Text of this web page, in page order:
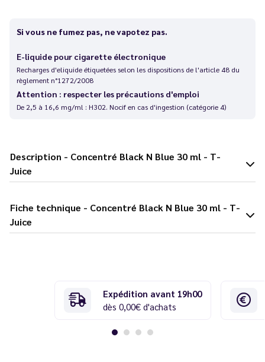
Si vous ne fumez pas, ne vapotez pas.
E-liquide pour cigarette électronique
Recharges d'eliquide étiquetées selon les dispositions de l'article 48 du
règlement n°1272/2008
Attention : respecter les précautions d'emploi
De 2,5 à 16,6 mg/ml : H302. Nocif en cas d'ingestion (catégorie 4)
Description - Concentré Black N Blue 30 ml - T-
Juice
Fiche technique - Concentré Black N Blue 30 ml - T-
Juice
Expédition avant 19h00
dès 0,00€ d'achats